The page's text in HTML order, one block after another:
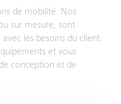
de mobilité. Nos
sur mesure, sont
les besoins du client.
et vous
conception et de